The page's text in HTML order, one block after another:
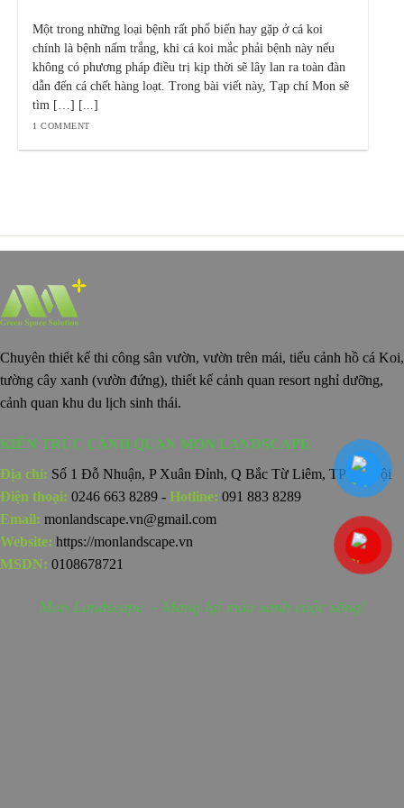
Một trong những loại bệnh rất phổ biến hay gặp ở cá koi
chính là bệnh nấm trắng, khi cá koi mắc phải bệnh này nếu
không có phương pháp điều trị kịp thời sẽ lây lan ra toàn đàn
dẫn đến cá chết hàng loạt. Trong bài viết này, Tạp chí Mon sẽ
tìm […] [...]
1 COMMENT
Chuyên thiết kế thi công sân vườn, vườn trên mái, tiểu cảnh hồ cá Koi,
tường cây xanh (vườn đứng), thiết kế cảnh quan resort nghỉ dưỡng,
cảnh quan khu du lịch sinh thái.
KIẾN TRÚC CẢNH QUAN MON LANDSCAPE
Địa chỉ: Số 1 Đỗ Nhuận, P Xuân Đỉnh, Q Bắc Từ Liêm, TP Hà Nội
Điện thoại: 0246 663 8289 - Hotline: 091 883 8289
Email: monlandscape.vn@gmail.com
Website: https://monlandscape.vn
MSDN: 0108678721
Mon Landscape - Mang lại màu xanh cuộc sống!